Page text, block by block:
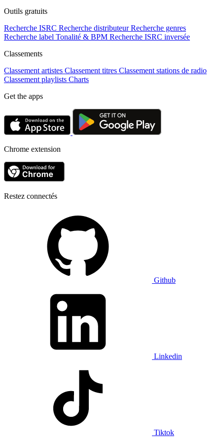
Outils gratuits
Recherche ISRC Recherche distributeur Recherche genres
Recherche label Tonalité & BPM Recherche ISRC inversée
Classements
Classement artistes Classement titres Classement stations de radio
Classement playlists Charts
Get the apps
Chrome extension
Restez connectés
Github
Linkedin
Tiktok